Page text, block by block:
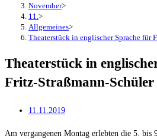
November>
11. >
Allgemeines>
Theaterstück in englischer Sprache für
Theaterstück in
Fritz-Straßmann-Schüler
11.11.2019
Am vergangenen Montag erlebten die 5. bis